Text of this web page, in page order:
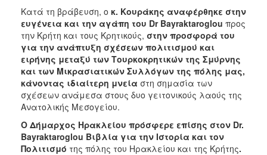
2016
2015
2013
2012
2011
2010
2006
Κατά τη βράβευση, ο κ. Κουράκης αναφέρθηκε στην
ευγένεια και την αγάπη του Dr Bayraktaroglou προς
την Κρήτη και τους Κρητικούς, στην προσφορά του
για την ανάπτυξη σχέσεων πολιτισμού και
ειρήνης μεταξύ των Τουρκοκρητικών της Σμύρνης
και των Μικρασιατικών Συλλόγων της πόλης μας,
κάνοντας ιδιαίτερη μνεία στη σημασία των
σχέσεων ανάμεσα στους δυο γειτονικούς λαούς της
Ανατολικής Μεσογείου.
Ο Δήμαρχος Ηρακλείου πρόσφερε επίσης στον Dr.
Bayraktaroglou Βιβλία για την Ιστορία και τον
Πολιτισμό της πόλης του Ηρακλείου και της Κρήτης.